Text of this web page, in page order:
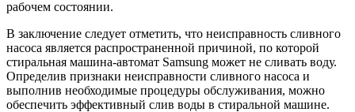
рабочем состоянии.
В заключение следует отметить, что неисправность сливного
насоса является распространенной причиной, по которой
стиральная машина-автомат Samsung может не сливать воду.
Определив признаки неисправности сливного насоса и
выполнив необходимые процедуры обслуживания, можно
обеспечить эффективный слив воды в стиральной машине.